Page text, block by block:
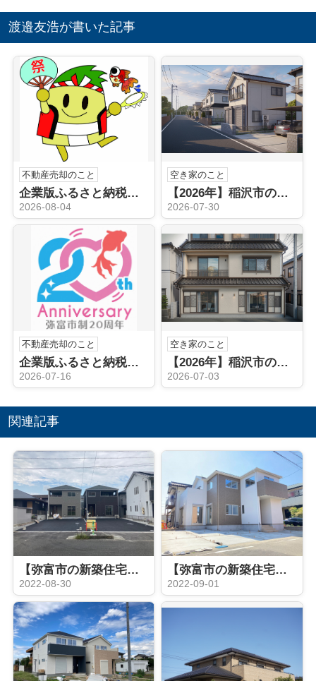
渡邉友浩が書いた記事
不動産売却のこと
企業版ふるさと納税（稲沢市）
2026-08-04
空き家のこと
【2026年】稲沢市の空き家売却はどうする？不動産会社の選び方と手順を解説
2026-07-30
不動産売却のこと
企業版ふるさと納税（弥富市）
2026-07-16
空き家のこと
【2026年】稲沢市の空き家相続後どうする？売却や手続きの流れを解説
2026-07-03
関連記事
【弥富市の新築住宅】 完成♪弥富市 五明第３ 全２棟
2022-08-30
【弥富市の新築住宅】完成5LDK！弥富市前ヶ平 全１棟
2022-09-01